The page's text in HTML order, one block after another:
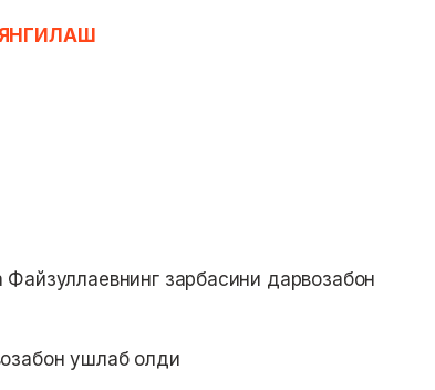
зарбасини дарвозабон
ушлаб олди